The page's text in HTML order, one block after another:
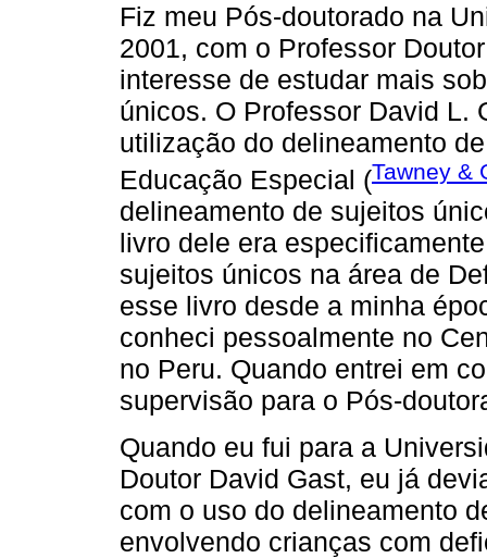
Fiz meu Pós-doutorado na
2001, com o Professor
interesse de estudar mais
únicos. O Professor David L.
utilização do delineamento
Educação Especial (Tawney &
delineamento de sujeitos
livro dele era
sujeitos únicos na área de
esse livro desde a minha
conheci pessoalmente no
no Peru. Quando entrei em
supervisão para o Pós-
Quando eu fui para a
Doutor David Gast, eu já
com o uso do delineamento
envolvendo crianças com